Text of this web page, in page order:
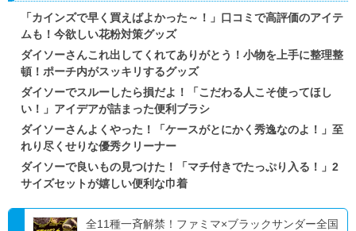
「カインズで早く買えばよかった～！」口コミで高評価のアイテ
ムも！今欲しい花粉対策グッズ
ダイソーさんこれ出してくれてありがとう！小物を上手に整理整
頓！ポーチ内がスッキリするグッズ
ダイソーでスルーしたら損だよ！「こだわる人こそ使ってほし
い！」アイデアが詰まった便利ブラシ
ダイソーさんよくやった！「ケースがとにかく秀逸なのよ！」至
れり尽くせりな優秀クリーナー
ダイソーで良いもの見つけた！「マチ付きでたっぷり入る！」2
サイズセットが嬉しい便利な巾着
全11種一斉解禁！ファミマ×ブラックサンダー全国